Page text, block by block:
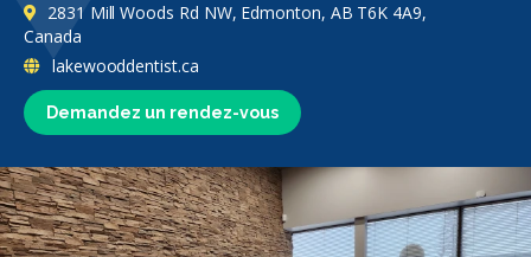
Demandez un rendez-vous
2831 Mill Woods Rd NW, Edmonton, AB T6K 4A9,
Canada
lakewooddentist.ca